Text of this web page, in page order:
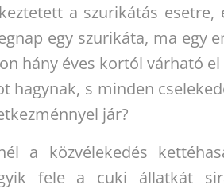
a szurikátás
egy szurikáta, ma egy
hány éves kortól várható
hagynak, s minden
jár?
a közvélekedés
fele a cuki állatkát